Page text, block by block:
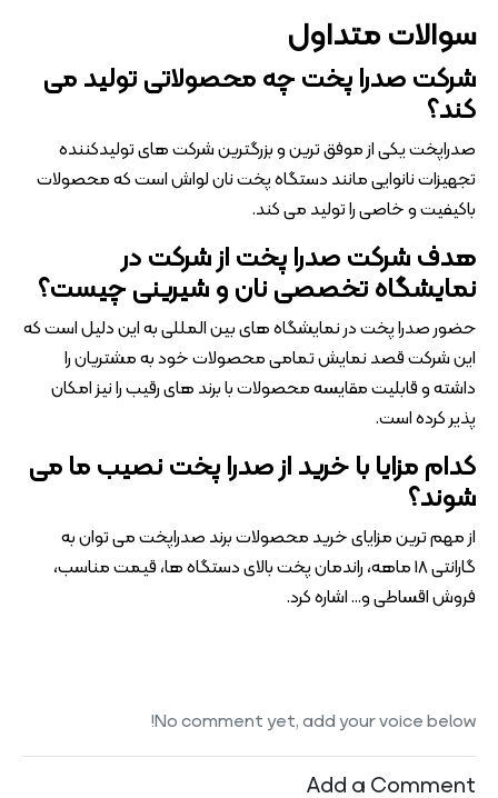
سوالات متداول
شرکت صدرا پخت چه محصولاتی تولید می
کند؟
صدراپخت یکی از موفق ترین و بزرگترین شرکت های تولیدکننده
تجهیزات نانوایی مانند دستگاه پخت نان لواش است که محصولات
باکیفیت و خاصی را تولید می کند.
هدف شرکت صدرا پخت از شرکت در
نمایشگاه تخصصی نان و شیرینی چیست؟
حضور صدرا پخت در نمایشگاه های بین المللی به این دلیل است که
این شرکت قصد نمایش تمامی محصولات خود به مشتریان را
داشته و قابلیت مقایسه محصولات با برند های رقیب را نیز امکان
پذیر کرده است.
کدام مزایا با خرید از صدرا پخت نصیب ما می
شوند؟
از مهم ترین مزایای خرید محصولات برند صدراپخت می توان به
گارانتی 18 ماهه، راندمان پخت بالای دستگاه ها، قیمت مناسب،
فروش اقساطی و… اشاره کرد.
No comment yet, add your voice below!
Add a Comment